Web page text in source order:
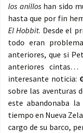
los anilloshan sido
hasta que por fin
El Hobbit. Desde el
todo eran
anteriores, que si
anteriores cintas…
interesante noticia:
sobre las aventuras
este abandonaba
tiempo en Nueva
cargo de su barco,